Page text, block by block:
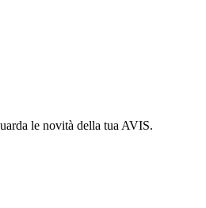
le novità della tua AVIS.